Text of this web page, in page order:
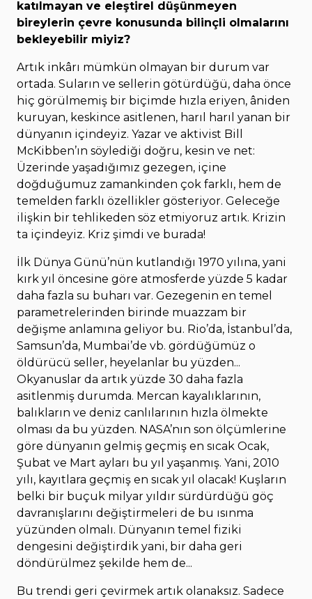
katılmayan ve eleştirel düşünmeyen
bireylerin çevre konusunda bilinçli olmalarını
bekleyebilir miyiz?
Artık inkârı mümkün olmayan bir durum var
ortada. Suların ve sellerin götürdüğü, daha önce
hiç görülmemiş bir biçimde hızla eriyen, âniden
kuruyan, keskince asitlenen, harıl harıl yanan bir
dünyanın içindeyiz. Yazar ve aktivist Bill
McKibben’ın söylediği doğru, kesin ve net:
Üzerinde yaşadığımız gezegen, içine
doğduğumuz zamankinden çok farklı, hem de
temelden farklı özellikler gösteriyor. Geleceğe
ilişkin bir tehlikeden söz etmiyoruz artık. Krizin
ta içindeyiz. Kriz şimdi ve burada!
İlk Dünya Günü’nün kutlandığı 1970 yılına, yani
kırk yıl öncesine göre atmosferde yüzde 5 kadar
daha fazla su buharı var. Gezegenin en temel
parametrelerinden birinde muazzam bir
değişme anlamına geliyor bu. Rio’da, İstanbul’da,
Samsun’da, Mumbai’de vb. gördüğümüz o
öldürücü seller, heyelanlar bu yüzden...
Okyanuslar da artık yüzde 30 daha fazla
asitlenmiş durumda. Mercan kayalıklarının,
balıkların ve deniz canlılarının hızla ölmekte
olması da bu yüzden. NASA’nın son ölçümlerine
göre dünyanın gelmiş geçmiş en sıcak Ocak,
Şubat ve Mart ayları bu yıl yaşanmış. Yani, 2010
yılı, kayıtlara geçmiş en sıcak yıl olacak! Kuşların
belki bir buçuk milyar yıldır sürdürdüğü göç
davranışlarını değiştirmeleri de bu ısınma
yüzünden olmalı. Dünyanın temel fiziki
dengesini değiştirdik yani, bir daha geri
döndürülmez şekilde hem de...
Bu trendi geri çevirmek artık olanaksız. Sadece